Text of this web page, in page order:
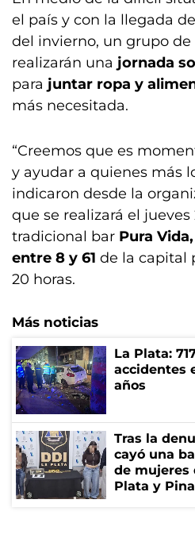
el país y con la llegada
del invierno, un grupo de
realizarán una jornada
para juntar ropa y
más necesitada.
“Creemos que es
y ayudar a quienes más
indicaron desde la
que se realizará el
tradicional bar Pura
entre 8 y 61 de la capital
20 horas.
Más noticias
La Plata:
accidentes
años
Tras la
cayó una
de mujeres
Plata y